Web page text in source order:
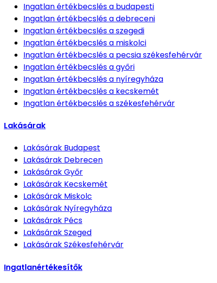
Ingatlan értékbecslésa budapesti
Ingatlan értékbecslésa debreceni
Ingatlan értékbecslésa szegedi
Ingatlan értékbecslésa miskolci
Ingatlan értékbecslésa pecsia székesfehérvár
Ingatlan értékbecslésa győri
Ingatlan értékbecslésa nyíregyháza
Ingatlan értékbecslésa kecskemét
Ingatlan értékbecslésa székesfehérvár
Lakásárak
Lakásárak Budapest
Lakásárak Debrecen
LakásárakGyőr
Lakásárak Kecskemét
Lakásárak Miskolc
Lakásárak Nyíregyháza
Lakásárak Pécs
LakásárakSzeged
LakásárakSzékesfehérvár
Ingatlanértékesítők